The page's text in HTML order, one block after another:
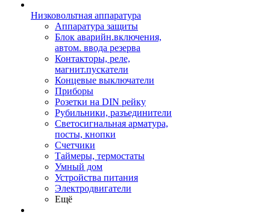
Низковольтная аппаратура
Аппаратура защиты
Блок аварийн.включения,
автом. ввода резерва
Контакторы, реле,
магнит.пускатели
Концевые выключатели
Приборы
Розетки на DIN рейку
Рубильники, разъединители
Светосигнальная арматура,
посты, кнопки
Счетчики
Таймеры, термостаты
Умный дом
Устройства питания
Электродвигатели
Ещё